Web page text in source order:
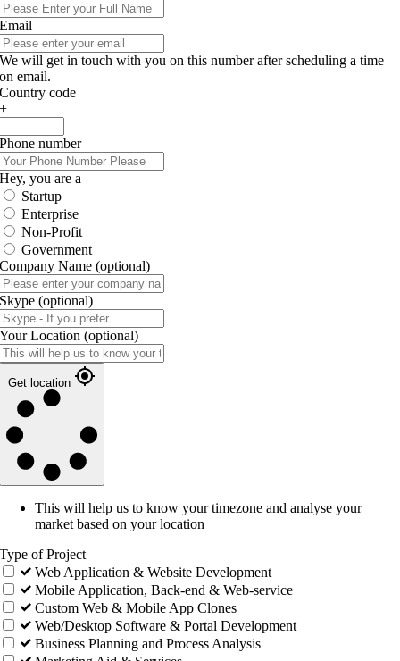
Email
We will get in touch with you on this number after scheduling a time
on email.
Country code
+
Phone number
Hey, you are a
Startup
Enterprise
Non-Profit
Government
Company Name (optional)
Skype (optional)
Your Location (optional)
Get location
This will help us to know your timezone and analyse your
market based on your location
Type of Project
Web Application & Website Development
Mobile Application, Back-end & Web-service
Custom Web & Mobile App Clones
Web/Desktop Software & Portal Development
Business Planning and Process Analysis